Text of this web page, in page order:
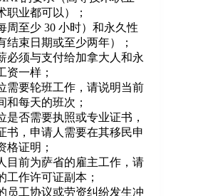
职业都可以）；
周至少 30 小时）和永久性
结束日期或至少两年）；
必须与支付给加拿大人和永
资一样；
需要轮班工作，请说明当前
和每天的班次；
是否需要执照或专业证书，
书，申请人需要在其移民申
格证明；
目前为萨省的雇主工作，请
工作许可证副本；
员工协议或劳资纠纷发生冲